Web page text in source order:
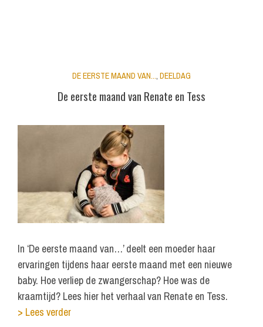
DE EERSTE MAAND VAN... DEELDAG
De eerste maand van Renate en Tess
In ‘De eerste maand van…’ deelt een moeder haar
ervaringen tijdens haar eerste maand met een nieuwe
baby. Hoe verliep de zwangerschap? Hoe was de
kraamtijd? Lees hier het verhaal van Renate en Tess.
> Lees verder